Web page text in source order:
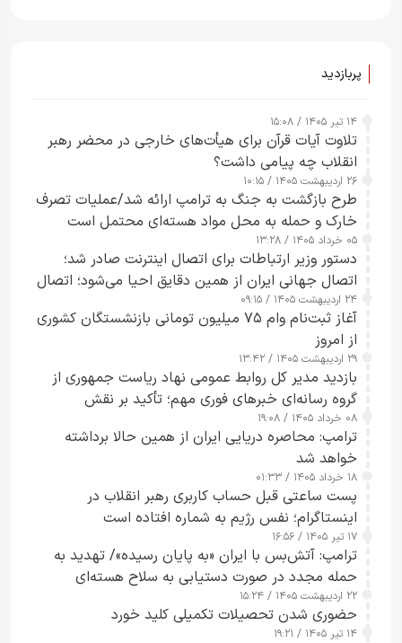
پربازدید
۱۴ تیر ۱۴۰۵ / ۱۵:۰۸
تلاوت آیات قرآن برای هیأت‌های خارجی در محضر رهبر
انقلاب چه پیامی داشت؟
۲۶ اردیبهشت ۱۴۰۵ / ۱۰:۱۵
طرح‌ بازگشت به جنگ به ترامپ ارائه شد/عملیات تصرف
خارک و حمله به محل مواد هسته‌ای محتمل است
۰۵ خرداد ۱۴۰۵ / ۱۳:۲۸
دستور وزیر ارتباطات برای اتصال اینترنت صادر شد؛
اتصال جهانی ایران از همین دقایق احیا می‌شود؛ اتصال
کامل مردم تا ۲۴ ساعت آینده
۲۴ اردیبهشت ۱۴۰۵ / ۰۹:۱۵
آغاز ثبت‌نام وام ۷۵ میلیون تومانی بازنشستگان کشوری
از امروز
۲۹ اردیبهشت ۱۴۰۵ / ۱۳:۴۲
بازدید مدیر کل روابط عمومی نهاد ریاست جمهوری از
گروه رسانه‌ای خبرهای فوری مهم؛ تأکید بر نقش
رسانه‌های هوشمند و مسئول در ارتقای آگاهی عمومی
۰۸ خرداد ۱۴۰۵ / ۱۹:۰۸
ترامپ: محاصره دریایی ایران از همین حالا برداشته
خواهد شد
۱۸ خرداد ۱۴۰۵ / ۰۱:۳۳
پست ساعتی قبل حساب کاربری رهبر انقلاب در
اینستاگرام؛ نفس رژیم به شماره افتاده است​
۱۷ تیر ۱۴۰۵ / ۱۶:۵۶
ترامپ: آتش‌بس با ایران «به پایان رسیده»/ تهدید به
حمله مجدد در صورت دستیابی به سلاح هسته‌ای
۲۲ اردیبهشت ۱۴۰۵ / ۱۵:۲۴
حضوری شدن تحصیلات تکمیلی کلید خورد
۱۴ تیر ۱۴۰۵ / ۱۹:۲۱